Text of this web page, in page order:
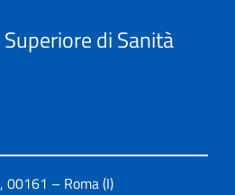
di Sanità
00161 – Roma (I)